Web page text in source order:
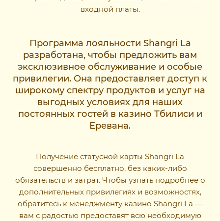
входной платы.
Программа лояльности Shangri La
разработана, чтобы предложить вам
эксклюзивное обслуживание и особые
привилегии. Она предоставляет доступ к
широкому спектру продуктов и услуг на
выгодных условиях для наших
постоянных гостей в казино Тбилиси и
Еревана.
Получение статусной карты Shangri La
совершенно бесплатно, без каких-либо
обязательств и затрат. Чтобы узнать подробнее о
дополнительных привилегиях и возможностях,
обратитесь к менеджменту казино Shangri La —
вам с радостью предоставят всю необходимую